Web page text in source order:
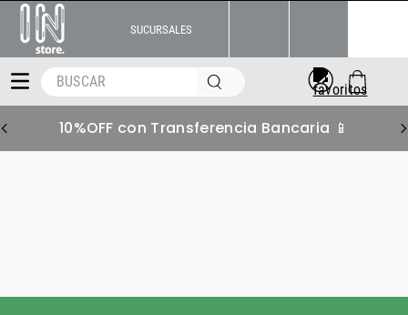
SUCURSALES
BUSCAR
Transferencia Bancaria 📱 6 S/